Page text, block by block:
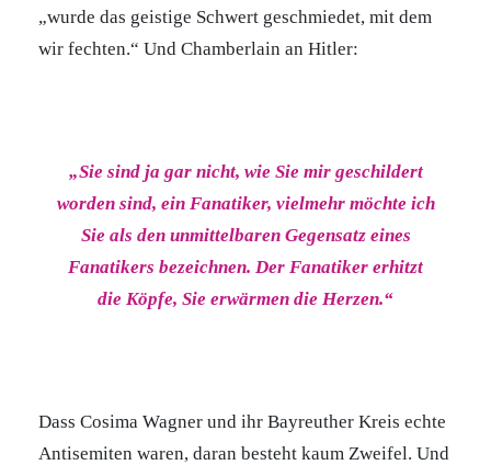
„wurde das geistige Schwert geschmiedet, mit dem
wir fechten.“ Und Chamberlain an Hitler:
„Sie sind ja gar nicht, wie Sie mir geschildert
worden sind, ein Fanatiker, vielmehr möchte ich
Sie als den unmittelbaren Gegensatz eines
Fanatikers bezeichnen. Der Fanatiker erhitzt
die Köpfe, Sie erwärmen die Herzen.“
Dass Cosima Wagner und ihr Bayreuther Kreis echte
Antisemiten waren, daran besteht kaum Zweifel. Und